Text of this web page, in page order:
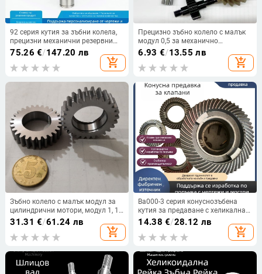
92 серия кутия за зъбни колела,
прецизни механични резервни
части за машини, задвижващи
компоненти
75.26 €/147.20 лв
add_shopping_cart
Прецизно зъбно колело с малък
модул 0,5 за механично
предаване, персонализирана
обработка
6.93 €/13.55 лв
add_shopping_cart
Зъбно колело с малък модул за
цилиндрични мотори, модул 1, 15
зъба
31.31 €/61.24 лв
add_shopping_cart
Ba000-3 серия конуснозъбена
кутия за предаване с хеликална
зъбна предавка за директно
задвижване
14.38 €/28.12 лв
add_shopping_cart